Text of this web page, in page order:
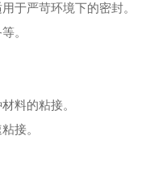
于严苛环境下的密封。
。
料的粘接。
接。